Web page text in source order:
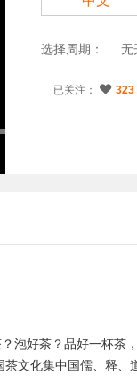
选择周期： 无
已关注： 323
泡好茶？品好一杯茶，
文化集中国儒、释、